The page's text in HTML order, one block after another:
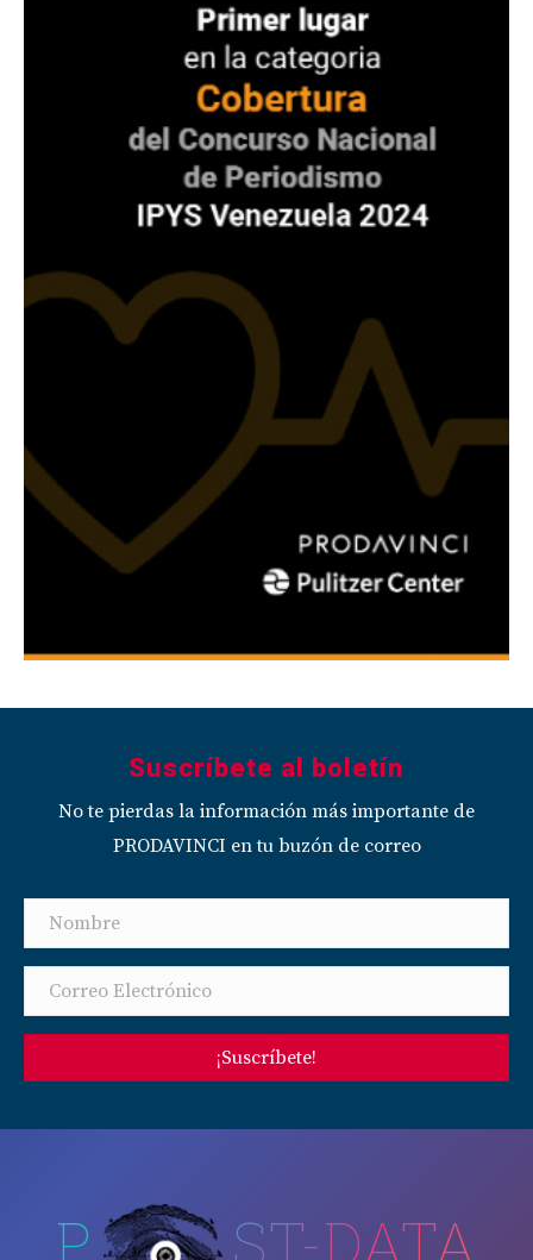
Suscríbete al boletín
No te pierdas la información más importante de
PRODAVINCI en tu buzón de correo
¡Suscríbete!
P ST-DATA